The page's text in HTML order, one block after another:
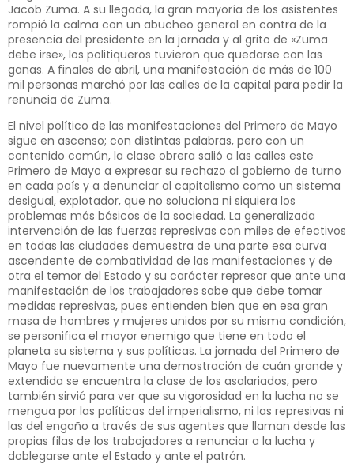
Jacob Zuma. A su llegada, la gran mayoría de los asistentes
rompió la calma con un abucheo general en contra de la
presencia del presidente en la jornada y al grito de «Zuma
debe irse», los politiqueros tuvieron que quedarse con las
ganas. A finales de abril, una manifestación de más de 100
mil personas marchó por las calles de la capital para pedir la
renuncia de Zuma.
El nivel político de las manifestaciones del Primero de Mayo
sigue en ascenso; con distintas palabras, pero con un
contenido común, la clase obrera salió a las calles este
Primero de Mayo a expresar su rechazo al gobierno de turno
en cada país y a denunciar al capitalismo como un sistema
desigual, explotador, que no soluciona ni siquiera los
problemas más básicos de la sociedad. La generalizada
intervención de las fuerzas represivas con miles de efectivos
en todas las ciudades demuestra de una parte esa curva
ascendente de combatividad de las manifestaciones y de
otra el temor del Estado y su carácter represor que ante una
manifestación de los trabajadores sabe que debe tomar
medidas represivas, pues entienden bien que en esa gran
masa de hombres y mujeres unidos por su misma condición,
se personifica el mayor enemigo que tiene en todo el
planeta su sistema y sus políticas. La jornada del Primero de
Mayo fue nuevamente una demostración de cuán grande y
extendida se encuentra la clase de los asalariados, pero
también sirvió para ver que su vigorosidad en la lucha no se
mengua por las políticas del imperialismo, ni las represivas ni
las del engaño a través de sus agentes que llaman desde las
propias filas de los trabajadores a renunciar a la lucha y
doblegarse ante el Estado y ante el patrón.